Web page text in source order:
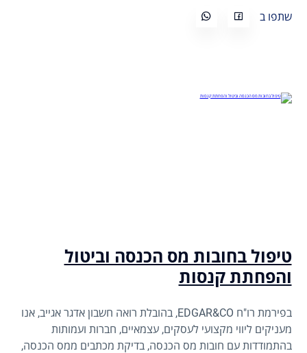
שתפו ב
טיפול בחובות מס הכנסה וביטול
והפחתת קנסות
בפירמת רו"ח EDGAR&CO, בהובלת רואה חשבון אדגר אגייב, אנו
מעניקים ליווי מקצועי לעסקים, עצמאיים, חברות ועמותות
בהתמודדות עם חובות מס הכנסה, בדיקת מכתבים ממס הכנסה,